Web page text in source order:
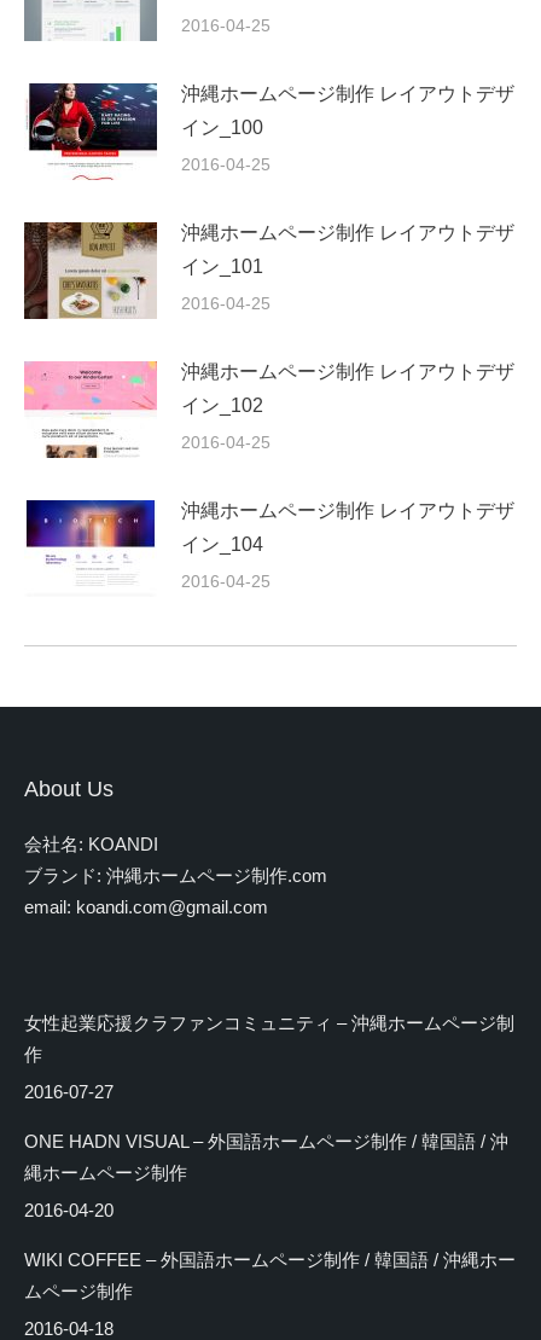
2016-04-25
沖縄ホームページ制作 レイアウトデザ
イン_100
2016-04-25
沖縄ホームページ制作 レイアウトデザ
イン_101
2016-04-25
沖縄ホームページ制作 レイアウトデザ
イン_102
2016-04-25
沖縄ホームページ制作 レイアウトデザ
イン_104
2016-04-25
About Us
会社名: KOANDI
ブランド: 沖縄ホームページ制作.com
email: koandi.com@gmail.com
女性起業応援クラファンコミュニティ – 沖縄ホームページ制
作
2016-07-27
ONE HADN VISUAL – 外国語ホームページ制作 / 韓国語 / 沖
縄ホームページ制作
2016-04-20
WIKI COFFEE – 外国語ホームページ制作 / 韓国語 / 沖縄ホー
ムページ制作
2016-04-18